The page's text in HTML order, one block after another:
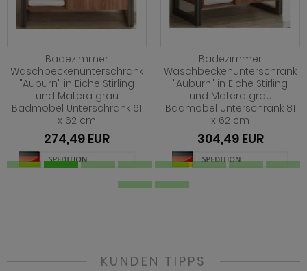
Badezimmer
Waschbeckenunterschrank
"Auburn" in Eiche Stirling
und Matera grau
Badmöbel Unterschrank 61
x 62 cm
274,49 EUR
Badezimmer
Waschbeckenunterschrank
"Auburn" in Eiche Stirling
und Matera grau
Badmöbel Unterschrank 81
x 62 cm
304,49 EUR
KUNDEN TIPPS